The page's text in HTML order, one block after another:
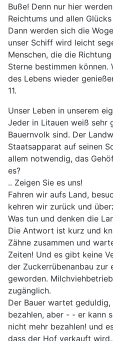
Buße! Denn nur hier
Reichtums und allen
Dann werden sich die
unser Schiff wird leicht
Menschen, die die
Sterne bestimmen
des Lebens wieder
11.
Unser Leben in unserem
Jeder in Litauen weiß sehr
Bauernvolk sind. Der
Staatsapparat auf seinen
allem notwendig, das
es?
.. Zeigen Sie es uns!
Fahren wir aufs Land,
kehren wir zurück und
Was tun und denken die
Die Antwort ist kurz und
Zähne zusammen und
Zeiten! Und es gibt keine
der Zuckerrübenanbau zur
geworden.
zugänglich.
Der Bauer wartet
bezahlen, aber - - er kann
nicht mehr bezahlen! und
dass der Hof verkauft